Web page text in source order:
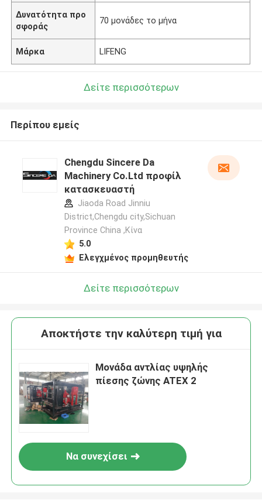
Δυνατότητα προ
σφοράς
70 μονάδες το μήνα
Μάρκα LIFENG
Δείτε περισσότερων
Περίπου εμείς
Chengdu Sincere Da
Machinery Co.Ltd προφίλ
κατασκευαστή
Jiaoda Road Jinniu
District,Chengdu city,Sichuan
Province China ,Κίνα
5.0
Ελεγχμένος προμηθευτής
Δείτε περισσότερων
Αποκτήστε την καλύτερη τιμή για
Μονάδα αντλίας υψηλής
πίεσης ζώνης ATEX 2
Να συνεχίσει